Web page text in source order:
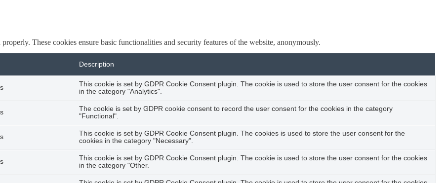
These cookies ensure basic functionalities and security features of the website, anonymously.
Description
This cookie is set by GDPR Cookie Consent plugin. The cookie is used to store the user consent for the cookies
in the category "Analytics".
The cookie is set by GDPR cookie consent to record the user consent for the cookies in the category
"Functional".
This cookie is set by GDPR Cookie Consent plugin. The cookies is used to store the user consent for the
cookies in the category "Necessary".
This cookie is set by GDPR Cookie Consent plugin. The cookie is used to store the user consent for the cookies
in the category "Other.